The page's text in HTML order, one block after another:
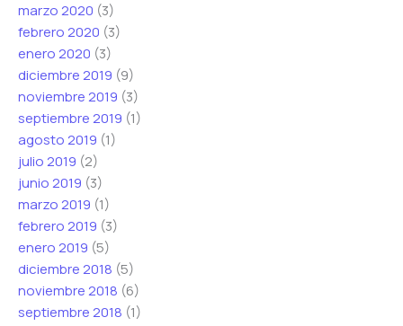
marzo 2020 (3)
febrero 2020 (3)
enero 2020 (3)
diciembre 2019 (9)
noviembre 2019 (3)
septiembre 2019 (1)
agosto 2019 (1)
julio 2019 (2)
junio 2019 (3)
marzo 2019 (1)
febrero 2019 (3)
enero 2019 (5)
diciembre 2018 (5)
noviembre 2018 (6)
septiembre 2018 (1)